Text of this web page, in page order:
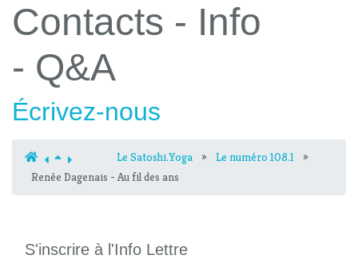
Contacts - Info
- Q&A
Écrivez-nous
Le Satoshi.Yoga » Le numéro 108.1
»
Renée Dagenais - Au fil des ans
S'inscrire à l'Info Lettre